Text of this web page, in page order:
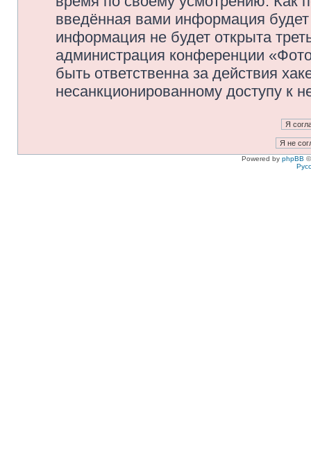
введённая вами информация
информация не будет открыта
администрация конференции
быть ответственна за действия
несанкционированному доступу к
Powered by phpBB